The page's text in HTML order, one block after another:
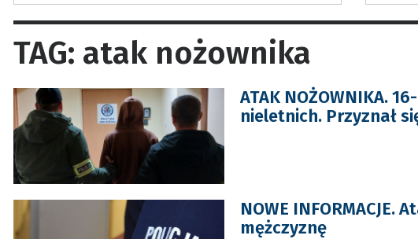
TAG: atak nożownika
ATAK NOŻOWNIKA.
nieletnich. Przyznał
NOWE
mężczyznę